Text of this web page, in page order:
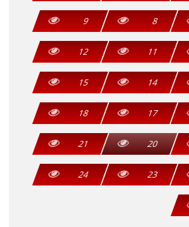
8
9
11
12
14
15
17
18
20
21
23
24